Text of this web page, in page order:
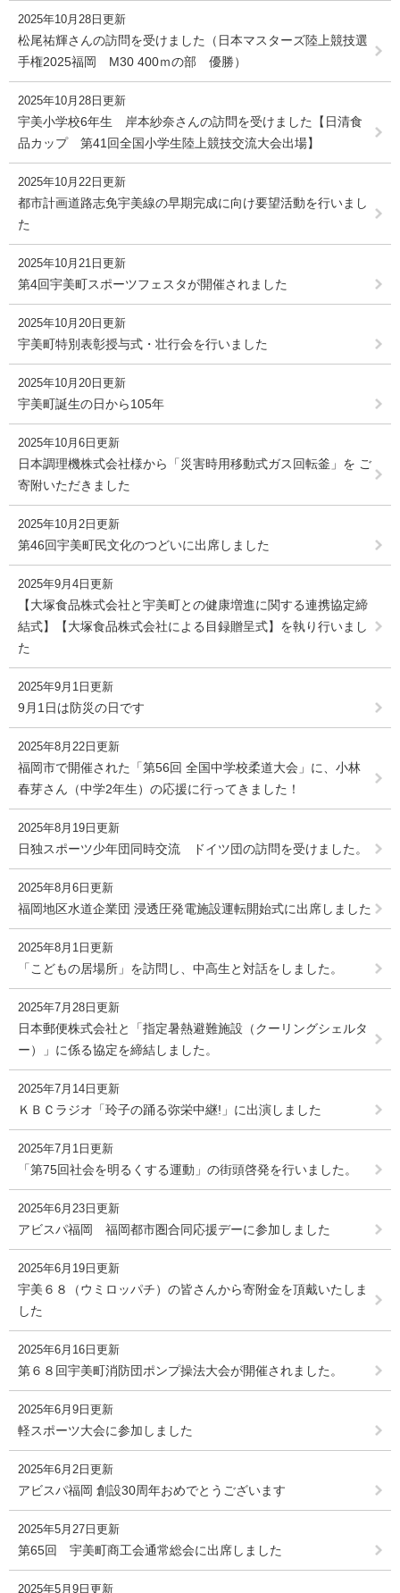
2025年10月28日更新
松尾祐輝さんの訪問を受けました（日本マスターズ陸上競技選
手権2025福岡 M30 400ｍの部 優勝）
2025年10月28日更新
宇美小学校6年生 岸本紗奈さんの訪問を受けました【日清食
品カップ 第41回全国小学生陸上競技交流大会出場】
2025年10月22日更新
都市計画道路志免宇美線の早期完成に向け要望活動を行いまし
た
2025年10月21日更新
第4回宇美町スポーツフェスタが開催されました
2025年10月20日更新
宇美町特別表彰授与式・壮行会を行いました
2025年10月20日更新
宇美町誕生の日から105年
2025年10月6日更新
日本調理機株式会社様から「災害時用移動式ガス回転釜」を ご
寄附いただきました
2025年10月2日更新
第46回宇美町民文化のつどいに出席しました
2025年9月4日更新
【大塚食品株式会社と宇美町との健康増進に関する連携協定締
結式】【大塚食品株式会社による目録贈呈式】を執り行いまし
た
2025年9月1日更新
9月1日は防災の日です
2025年8月22日更新
福岡市で開催された「第56回 全国中学校柔道大会」に、小林
春芽さん（中学2年生）の応援に行ってきました！
2025年8月19日更新
日独スポーツ少年団同時交流 ドイツ団の訪問を受けました。
2025年8月6日更新
福岡地区水道企業団 浸透圧発電施設運転開始式に出席しました
2025年8月1日更新
「こどもの居場所」を訪問し、中高生と対話をしました。
2025年7月28日更新
日本郵便株式会社と「指定暑熱避難施設（クーリングシェルタ
ー）」に係る協定を締結しました。
2025年7月14日更新
ＫＢＣラジオ「玲子の踊る弥栄中継!」に出演しました
2025年7月1日更新
「第75回社会を明るくする運動」の街頭啓発を行いました。
2025年6月23日更新
アビスパ福岡 福岡都市圏合同応援デーに参加しました
2025年6月19日更新
宇美６８（ウミロッパチ）の皆さんから寄附金を頂戴いたしま
した
2025年6月16日更新
第６８回宇美町消防団ポンプ操法大会が開催されました。
2025年6月9日更新
軽スポーツ大会に参加しました
2025年6月2日更新
アビスパ福岡 創設30周年おめでとうございます
2025年5月27日更新
第65回 宇美町商工会通常総会に出席しました
2025年5月9日更新